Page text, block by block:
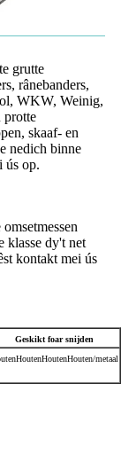
grutte
rânebanders,
WKW, Weinig,
protte
skaaf- en
nedich binne
ús op.
klasse dy't net
kontakt mei ús
Geskikt foar snijden
metaal